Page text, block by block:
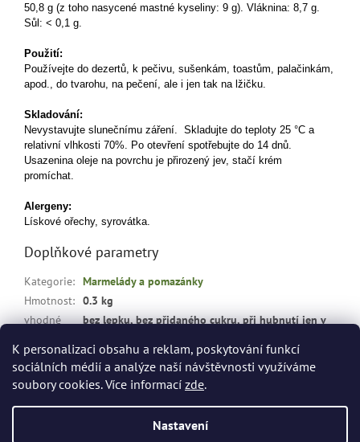
K personalizaci obsahu a reklam, poskytování funkcí
sociálních médií a analýze naší návštěvnosti využíváme
soubory cookies. Více informací zde.
Nastavení
50,8 g (z toho nasycené mastné kyseliny: 9 g). Vláknina: 8,7 g.
Sůl: < 0,1 g.
Použití:
Používejte do dezertů, k pečivu, sušenkám, toastům, palačinkám,
apod., do tvarohu, na pečení, ale i jen tak na lžičku.
Skladování:
Nevystavujte slunečnímu záření. Skladujte do teploty 25 °C a
relativní vlhkosti 70%. Po otevření spotřebujte do 14 dnů.
Usazenina oleje na povrchu je přirozený jev, stačí krém
promíchat.
Alergeny:
Lískové ořechy, syrovátka.
Doplňkové parametry
Kategorie: Marmelády a pomazánky
Hmotnost: 0.3 kg
vhodné
bez lepku, bez přidaného cukru, při hubnutí jen v